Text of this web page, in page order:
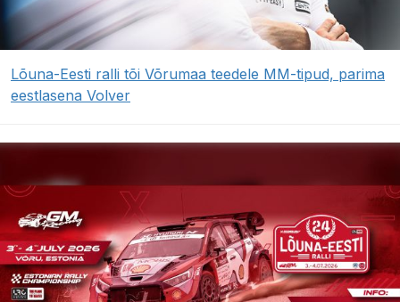
Lõuna-Eesti ralli tõi Võrumaa teedele MM-tipud, parima
eestlasena Volver